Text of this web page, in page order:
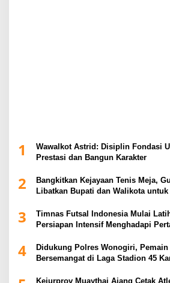
1
Wawalkot Astrid: Disiplin Fondasi
Prestasi dan Bangun Karakter
2
Bangkitkan Kejayaan Tenis Meja,
Libatkan Bupati dan Walikota
3
Timnas Futsal Indonesia Mulai
Persiapan Intensif Menghadapi
4
Didukung Polres Wonogiri, Pemain
Bersemangat di Laga Stadion 45
Kejurprov Muaythai Ajang Cetak